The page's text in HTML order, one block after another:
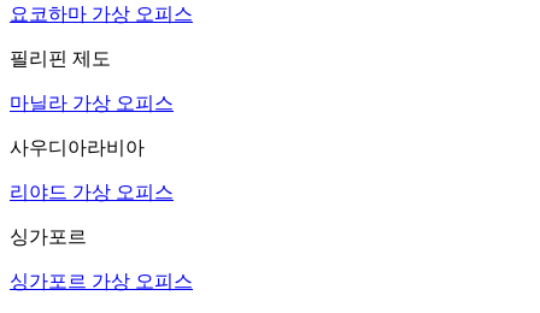
요코하마 가상 오피스
필리핀 제도
마닐라 가상 오피스
사우디아라비아
리야드 가상 오피스
싱가포르
싱가포르 가상 오피스